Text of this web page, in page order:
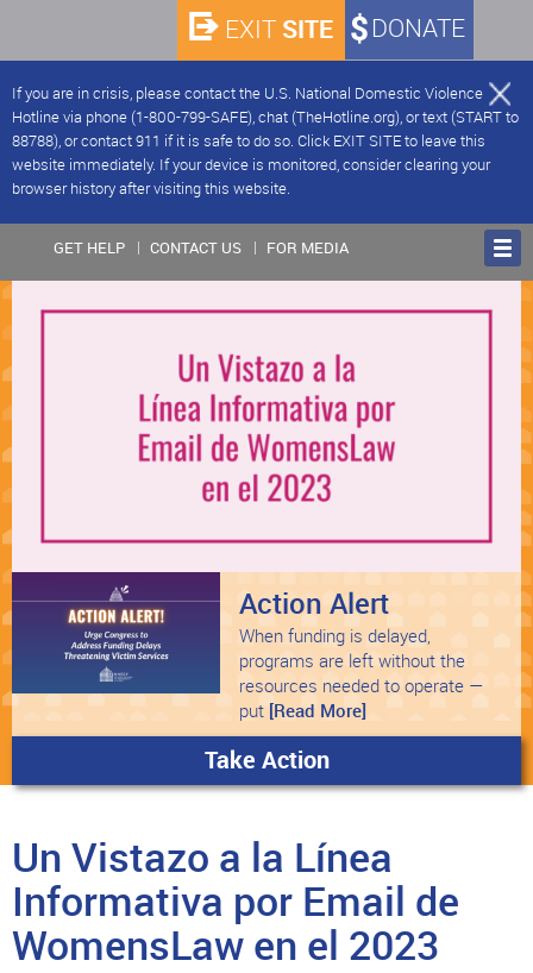
If you are in crisis, please contact the U.S. National Domestic Violence
Hotline via phone (1-800-799-SAFE), chat (TheHotline.org), or text (START to
88788), or contact 911 if it is safe to do so. Click EXIT SITE to leave this
website immediately. If your device is monitored, consider clearing your
browser history after visiting this website.
DONATE
EXIT SITE
GET HELP CONTACT US FOR MEDIA
Action Alert
When funding is delayed,
programs are left without the
resources needed to operate —
put [Read More]
Take Action
Un Vistazo a la Línea
Informativa por Email de
WomensLaw en el 2023